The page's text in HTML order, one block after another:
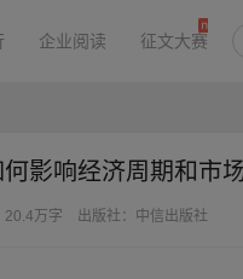
企业阅读 征文大赛
20.4万字 出版社：中信出版社